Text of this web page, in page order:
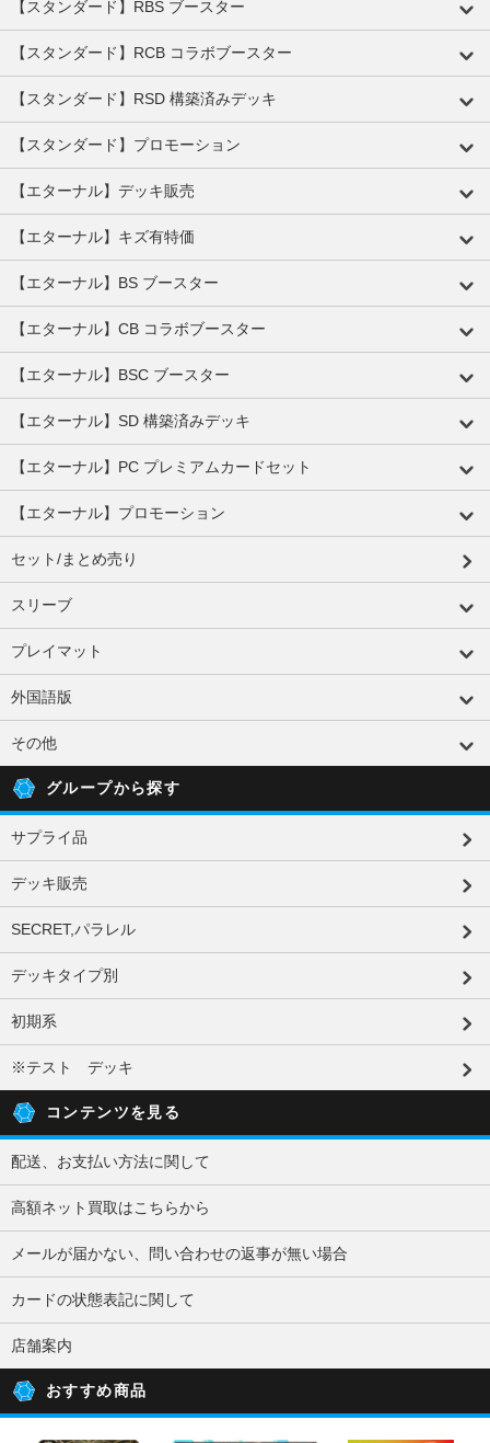
【スタンダード】RBS ブースター
【スタンダード】RCB コラボブースター
【スタンダード】RSD 構築済みデッキ
【スタンダード】プロモーション
【エターナル】デッキ販売
【エターナル】キズ有特価
【エターナル】BS ブースター
【エターナル】CB コラボブースター
【エターナル】BSC ブースター
【エターナル】SD 構築済みデッキ
【エターナル】PC プレミアムカードセット
【エターナル】プロモーション
セット/まとめ売り
スリーブ
プレイマット
外国語版
その他
グループから探す
サプライ品
デッキ販売
SECRET,パラレル
デッキタイプ別
初期系
※テスト デッキ
コンテンツを見る
配送、お支払い方法に関して
高額ネット買取はこちらから
メールが届かない、問い合わせの返事が無い場合
カードの状態表記に関して
店舗案内
おすすめ商品